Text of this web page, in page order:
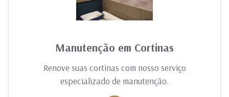
Manutenção em Cortinas
Renove suas cortinas com nosso serviço
especializado de manutenção.